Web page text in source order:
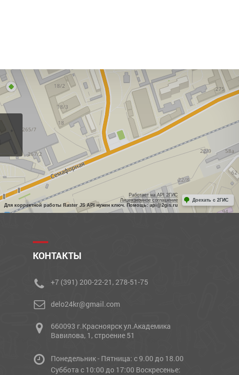
Работает на API 2ГИС
Лицензионное соглашение
Для корректной работы Raster JS API нужен ключ. Помощь: api@2gis.ru
Доехать с 2ГИС
КОНТАКТЫ
+7 (391) 200-22-21, 278-51-75
delo24kr@gmail.com
660093 г.Красноярск ул.Академика
Вавилова, 1, строение 51
Понедельник - Пятница: с 9.00 до 18.00
Cуббота с 10:00 до 17:00 Воскресенье: